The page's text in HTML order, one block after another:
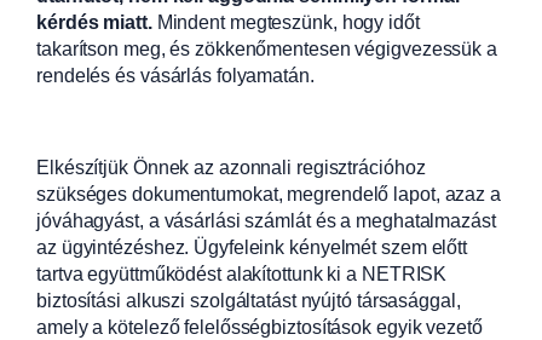
kérdés miatt. Mindent megteszünk, hogy időt
takarítson meg, és zökkenőmentesen végigvezessük a
rendelés és vásárlás folyamatán.
Elkészítjük Önnek az azonnali regisztrációhoz
szükséges dokumentumokat, megrendelő lapot, azaz a
jóváhagyást, a vásárlási számlát és a meghatalmazást
az ügyintézéshez. Ügyfeleink kényelmét szem előtt
tartva együttműködést alakítottunk ki a NETRISK
biztosítási alkuszi szolgáltatást nyújtó társasággal,
amely a kötelező felelősségbiztosítások egyik vezető